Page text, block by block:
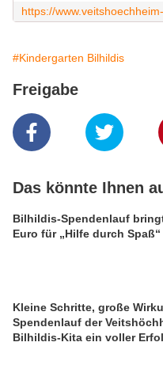
#Kindergarten Bilhildis
Freigabe
Das könnte Ihnen
Bilhildis-Spendenlauf
Euro für „Hilfe durch Spaß“
Kleine Schritte, große
Spendenlauf der
Bilhildis-Kita ein voller